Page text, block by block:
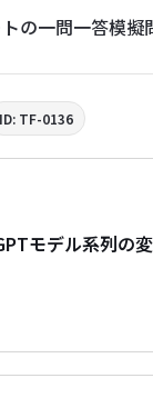
の一問一答模擬
ID: TF-0136
モデル系列の